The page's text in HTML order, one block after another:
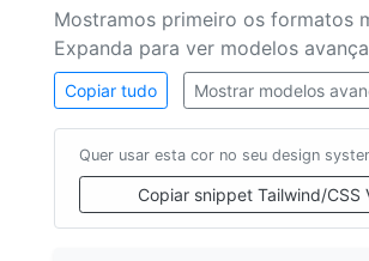
Mostramos primeiro os formatos
Expanda para ver modelos
Copiar tudo Mostrar modelos
Quer usar esta cor no seu design
Copiar snippet Tailwind/CSS